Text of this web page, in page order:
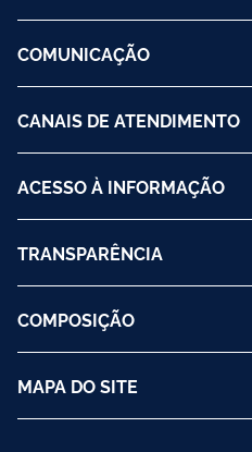
COMUNICAÇÃO
CANAIS DE ATENDIMENTO
ACESSO À INFORMAÇÃO
TRANSPARÊNCIA
COMPOSIÇÃO
MAPA DO SITE